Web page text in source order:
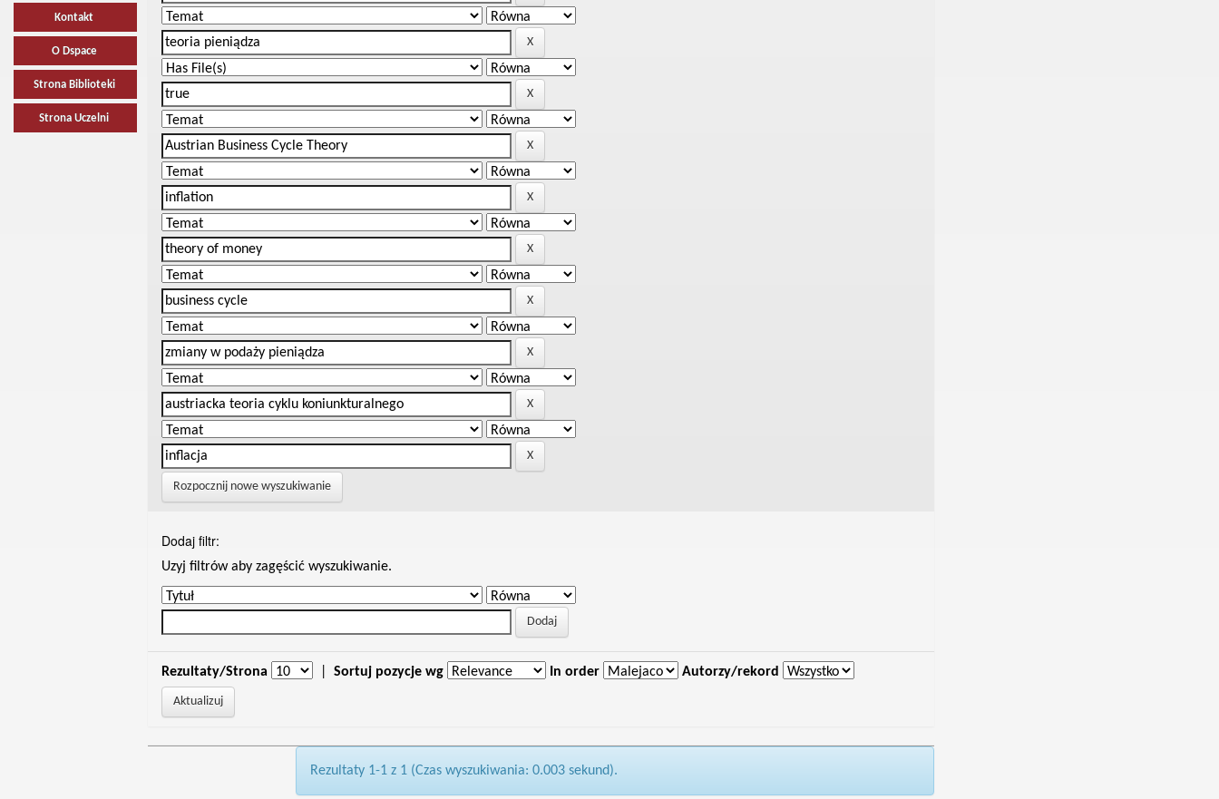
Kontakt
O Dspace
Strona Biblioteki
Strona Uczelni
Rozpocznij nowe wyszukiwanie
Dodaj filtr:
Uzyj filtrów aby zagęścić wyszukiwanie.
Rezultaty/Strona Sortuj pozycje wg In order Autorzy/rekord
Rezultaty 1-1 z 1 (Czas wyszukiwania: 0.003 sekund).